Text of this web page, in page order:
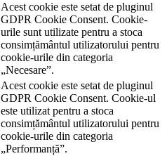
Acest cookie este setat de pluginul
GDPR Cookie Consent. Cookie-
urile sunt utilizate pentru a stoca
consimțământul utilizatorului pentru
cookie-urile din categoria
„Necesare”.
Acest cookie este setat de pluginul
GDPR Cookie Consent. Cookie-ul
este utilizat pentru a stoca
consimțământul utilizatorului pentru
cookie-urile din categoria
„Performanță”.